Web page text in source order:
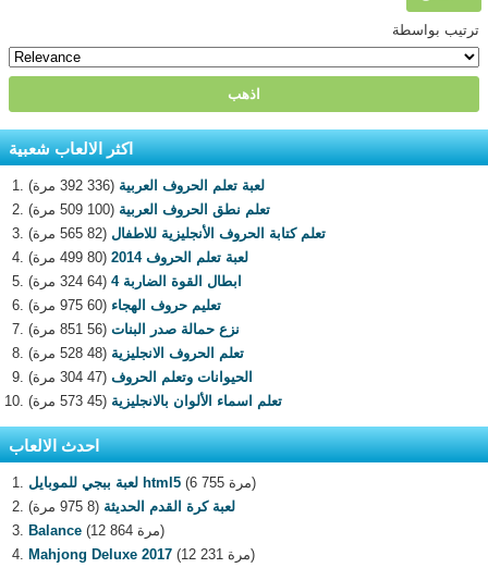
ترتيب بواسطة
اكثر الالعاب شعبية
لعبة تعلم الحروف العربية (336 392 مرة)
تعلم نطق الحروف العربية (100 509 مرة)
تعلم كتابة الحروف الأنجليزية للاطفال (82 565 مرة)
لعبة تعلم الحروف 2014
(80 499 مرة)
ابطال القوة الضاربة 4
(64 324 مرة)
تعليم حروف الهجاء (60 975 مرة)
نزع حمالة صدر البنات (56 851 مرة)
تعلم الحروف الانجليزية (48 528 مرة)
الحيوانات وتعلم الحروف (47 304 مرة)
تعلم اسماء الألوان بالانجليزية (45 573 مرة)
احدث الالعاب
لعبة ببجي للموبايل html5
(6 755 مرة)
لعبة كرة القدم الحديثة (8 975 مرة)
Balance
(12 864 مرة)
Mahjong Deluxe 2017
(12 231 مرة)